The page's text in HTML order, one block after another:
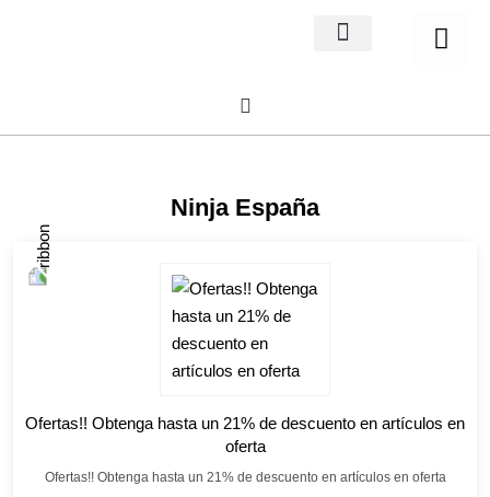
Ninja España
Ofertas!! Obtenga hasta un 21% de descuento en artículos en
oferta
Ofertas!! Obtenga hasta un 21% de descuento en artículos en oferta